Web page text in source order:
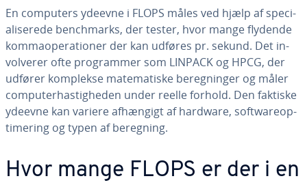
En computers ydeevne i FLOPS måles ved hjælp af spe­ci­
a­li­se­re­de ben­ch­marks, der tester, hvor mange flydende
kom­ma­o­pe­ra­tio­ner der kan udføres pr. sekund. Det in­
vol­ve­rer ofte pro­gram­mer som LINPACK og HPCG, der
udfører komplekse ma­te­ma­ti­ske be­reg­nin­ger og måler
com­pu­ter­ha­stig­he­den under reelle forhold. Den faktiske
ydeevne kan variere afhængigt af hardware, softwa­re­op­
ti­me­ring og typen af beregning.
Hvor mange FLOPS er der i en